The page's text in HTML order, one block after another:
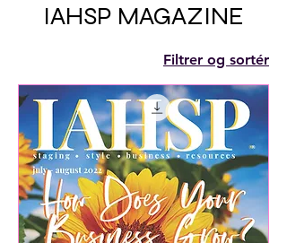
IAHSP MAGAZINE
Filtrer og sortér